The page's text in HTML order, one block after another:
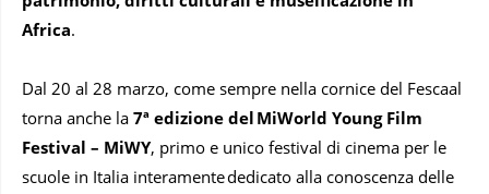
Africa.
Dal 20 al 28 marzo, come sempre nella cornice del Fescaal
torna anche la 7ª edizione del MiWorld Young Film
Festival – MiWY, primo e unico festival di cinema per le
scuole in Italia interamente dedicato alla conoscenza delle